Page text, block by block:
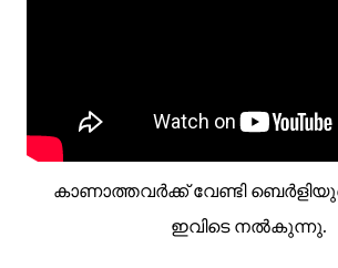
കാണാത്തവര്‍ക്ക് വേണ്ടി
ഇവിടെ നല്‍കുന്നു.